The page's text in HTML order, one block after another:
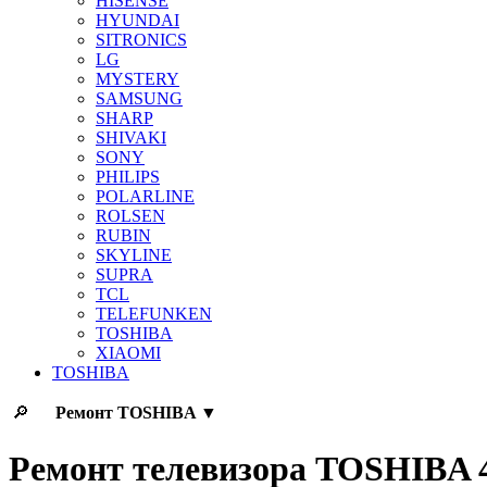
HYUNDAI
SITRONICS
LG
MYSTERY
SAMSUNG
SHARP
SHIVAKI
SONY
PHILIPS
POLARLINE
ROLSEN
RUBIN
SKYLINE
SUPRA
TCL
TELEFUNKEN
TOSHIBA
XIAOMI
TOSHIBA
🔎 Ремонт TOSHIBA ▼
Ремонт телевизора TOSHIBA